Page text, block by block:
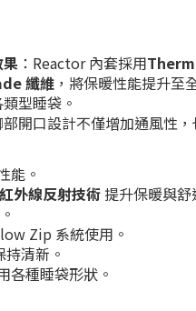
：Reactor 內套採用
纖維 ，將保暖性能提升至
型睡袋。
開口設計不僅增加通風性
能。
紅外線反射技術 提升保暖與舒
Zip 系統使用。
持清新。
各種睡袋形狀。